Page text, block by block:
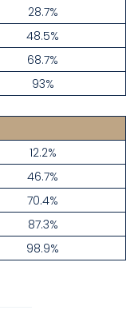
28.7%
48.5%
68.7%
93%
12.2%
46.7%
70.4%
87.3%
98.9%